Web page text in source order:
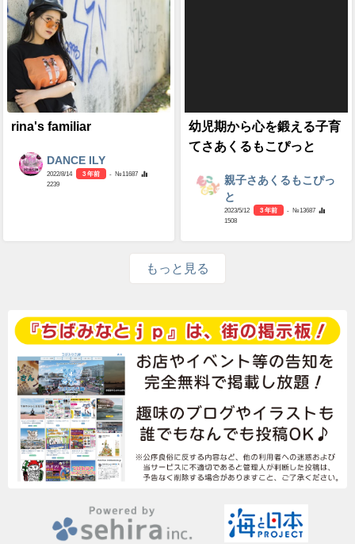
rina's familiar
DANCE ILY
2022/8/14 3 年前
- №11687
2239
幼児期から心を鍛える子育
てさあくるもこぴっと
親子さあくるもこぴっ
と
2023/5/12 3 年前
- №13687
1508
もっと見る